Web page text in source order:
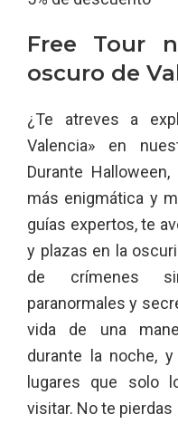
Free Tour
oscuro de
¿Te atreves a
Valencia» en
Durante
más enigmática y
guías expertos, te
y plazas en la
de crímenes
paranormales y
vida de una
durante la noche,
lugares que solo
visitar. No te pierdas